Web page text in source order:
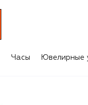
Часы Ювелирные